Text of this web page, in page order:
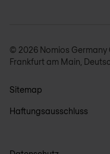
© 2026 Nomios Germany
Frankfurt am Main,
Sitemap
Haftungsausschluss